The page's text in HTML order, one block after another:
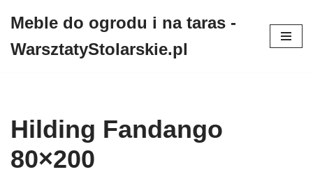
do
Meble do ogrodu i na taras -
WarsztatyStolarskie.pl
Hilding Fandango
80×200